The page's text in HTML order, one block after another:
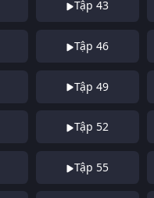
Tập 43
Tập 46
Tập 49
Tập 52
Tập 55